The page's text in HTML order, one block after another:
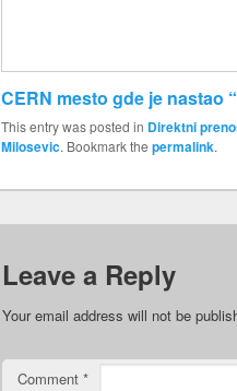
CERN mesto gde je nastao
This entry was posted in Direktni
Milosevic. Bookmark the permalink.
Leave a Reply
Your email address will not be
Comment *